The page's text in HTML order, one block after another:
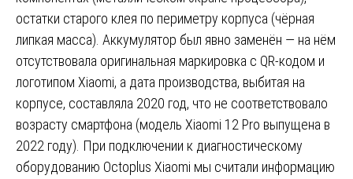
остатки старого клея по периметру корпуса (чёрная
липкая масса). Аккумулятор был явно заменён — на нём
отсутствовала оригинальная маркировка с QR-кодом и
логотипом Xiaomi, а дата производства, выбитая на
корпусе, составляла 2020 год, что не соответствовало
возрасту смартфона (модель Xiaomi 12 Pro выпущена в
2022 году). При подключении к диагностическому
оборудованию Octoplus Xiaomi мы считали информацию